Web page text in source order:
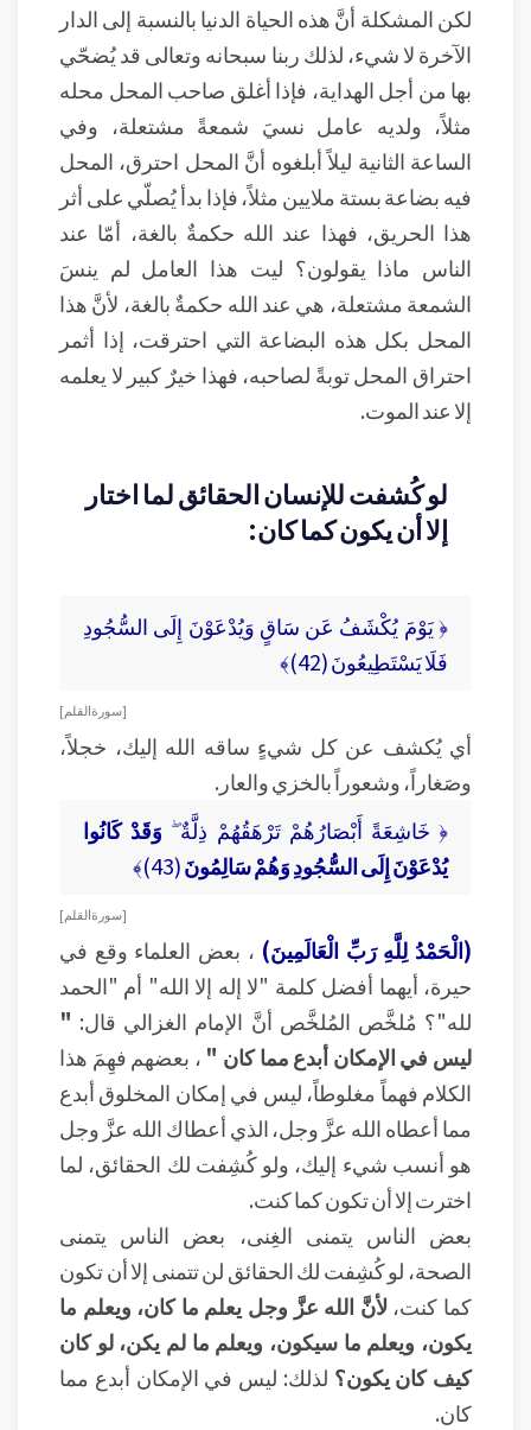
لكن المشكلة أنَّ هذه الحياة الدنيا بالنسبة إلى الدار
الآخرة لا شيء، لذلك ربنا سبحانه وتعالى قد يُضحّي
بها من أجل الهداية، فإذا أغلق صاحب المحل محله
مثلاً، ولديه عامل نسيَ شمعةً مشتعلة، وفي
الساعة الثانية ليلاً أبلغوه أنَّ المحل احترق، المحل
فيه بضاعة بستة ملايين مثلاً، فإذا بدأ يُصلّي على أثر
هذا الحريق، فهذا عند الله حكمةٌ بالغة، أمّا عند
الناس ماذا يقولون؟ ليت هذا العامل لم ينسَ
الشمعة مشتعلة، هي عند الله حكمةٌ بالغة، لأنَّ هذا
المحل بكل هذه البضاعة التي احترقت، إذا أثمر
احتراق المحل توبةً لصاحبه، فهذا خيرٌ كبير لا يعلمه
إلا عند الموت.
لو كُشفت للإنسان الحقائق لما اختار
إلا أن يكون كما كان:
﴿ يَوْمَ يُكْشَفُ عَن سَاقٍ وَيُدْعَوْنَ إِلَى السُّجُودِ
فَلَا يَسْتَطِيعُونَ (42)﴾
[ سورة القلم ]
أي يُكشف عن كل شيءٍ ساقه الله إليك، خجلاً،
وصَغاراً، وشعوراً بالخزي والعار.
﴿ خَاشِعَةً أَبْصَارُهُمْ تَرْهَقُهُمْ ذِلَّةٌ ۖ وَقَدْ كَانُوا
يُدْعَوْنَ إِلَى السُّجُودِ وَهُمْ سَالِمُونَ(43)﴾
[ سورة القلم ]
(الْحَمْدُ لِلَّهِ رَبِّ الْعَالَمِينَ) ، بعض العلماء وقع في
حيرة، أيهما أفضل كلمة "لا إله إلا الله" أم "الحمد
لله"؟ مُلخَّص المُلخَّص أنَّ الإمام الغزالي قال: "
ليس في الإمكان أبدع مما كان " ، بعضهم فهِمَ هذا
الكلام فهماً مغلوطاً، ليس في إمكان المخلوق أبدع
مما أعطاه الله عزَّ وجل، الذي أعطاك الله عزَّ وجل
هو أنسب شيء إليك، ولو كُشِفت لك الحقائق، لما
اخترت إلا أن تكون كما كنت.
بعض الناس يتمنى الغِنى، بعض الناس يتمنى
الصحة، لو كُشِفت لك الحقائق لن تتمنى إلا أن تكون
كما كنت، لأنَّ الله عزَّ وجل يعلم ما كان، ويعلم ما
يكون، ويعلم ما سيكون، ويعلم ما لم يكن، لو كان
كيف كان يكون؟ لذلك: ليس في الإمكان أبدع مما
كان.